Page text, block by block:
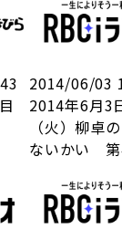
2014/06/03
2014年6月3
（火）柳卓
ないかい 第